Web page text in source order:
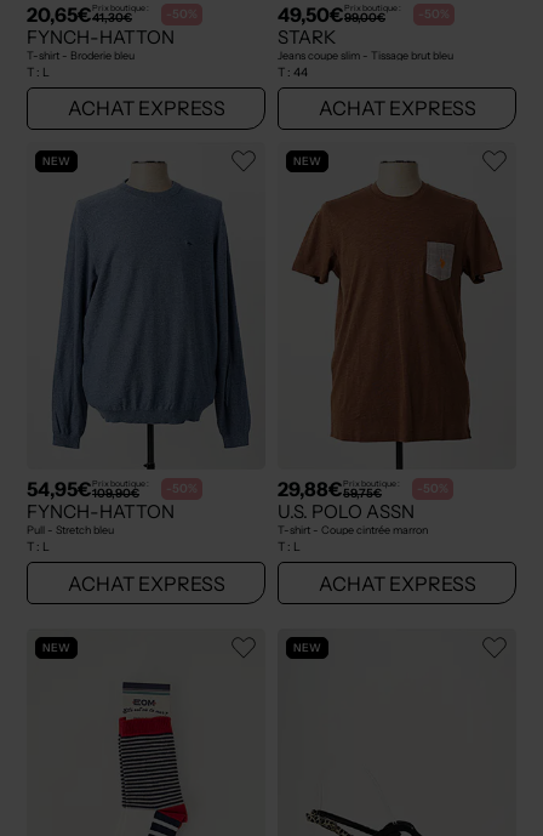
20,65€Prix boutique :
41,30€ -50%
FYNCH-HATTON
T-shirt - Broderie bleu
T : L
ACHAT EXPRESS
49,50€Prix boutique :
99,00€ -50%
STARK
Jeans coupe slim - Tissage brut bleu
T : 44
ACHAT EXPRESS
NEW
54,95€Prix boutique :
109,90€ -50%
FYNCH-HATTON
Pull - Stretch bleu
T : L
ACHAT EXPRESS
NEW
29,88€Prix boutique :
59,75€ -50%
U.S. POLO ASSN
T-shirt - Coupe cintrée marron
T : L
ACHAT EXPRESS
NEW NEW